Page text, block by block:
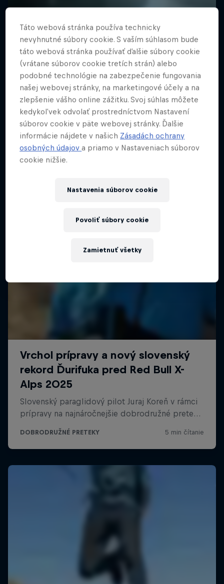
Táto webová stránka používa technicky
nevyhnutné súbory cookie. S vaším súhlasom bude
táto webová stránka používať ďalšie súbory cookie
(vrátane súborov cookie tretích strán) alebo
podobné technológie na zabezpečenie fungovania
našej webovej stránky, na marketingové účely a na
zlepšenie vášho online zážitku. Svoj súhlas môžete
kedykoľvek odvolať prostredníctvom Nastavení
súborov cookie v päte webovej stránky. Ďalšie
informácie nájdete v našich Zásadách ochrany
osobných údajova priamo v Nastaveniach súborov
cookie nižšie.
Nastavenia súborov cookie
Zamietnuť všetky
Povoliť súbory cookie